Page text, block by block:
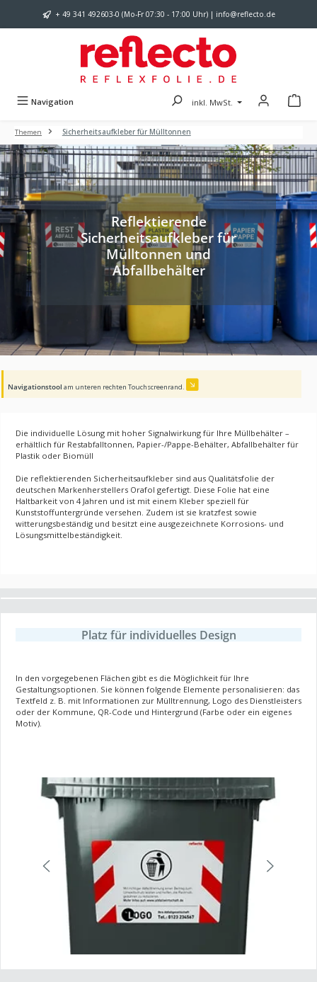
Zum Hauptinhalt springen
+ 49 341 492603-0 (Mo-Fr 07:30 - 17:00 Uhr) | info@reflecto.de
Navigation inkl. MwSt.
Themen Sicherheitsaufkleber für Mülltonnen
Reflektierende
Sicherheitsaufkleber für
Mülltonnen und
Abfallbehälter
Navigationstool am unteren rechten Touchscreenrand.
Die individuelle Lösung mit hoher Signalwirkung für Ihre Müllbehälter –
erhältlich für Restabfalltonnen, Papier-/Pappe-Behälter, Abfallbehälter für
Plastik oder Biomüll
Die reflektierenden Sicherheitsaufkleber sind aus Qualitätsfolie der
deutschen Markenherstellers Orafol gefertigt. Diese Folie hat eine
Haltbarkeit von 4 Jahren und ist mit einem Kleber speziell für
Kunststoffuntergründe versehen. Zudem ist sie kratzfest sowie
witterungsbeständig und besitzt eine ausgezeichnete Korrosions- und
Lösungsmittelbeständigkeit.
Platz für individuelles Design
In den vorgegebenen Flächen gibt es die Möglichkeit für Ihre
Gestaltungsoptionen. Sie können folgende Elemente personalisieren: das
Textfeld z. B. mit Informationen zur Mülltrennung, Logo des Dienstleisters
oder der Kommune, QR-Code und Hintergrund (Farbe oder ein eigenes
Motiv).
Bildergalerie überspringen